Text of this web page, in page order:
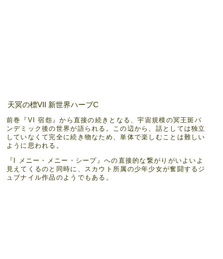
天冥の標VII 新世界ハーブC
前巻『VI 宿怨』から直接の続きとなる、宇宙規模の冥王斑パ
ンデミック後の世界が語られる。この辺から、話としては独立
していなくて完全に続き物なため、単体で楽しむことは難しい
ように思われる。
『I メニー・メニー・シープ』への直接的な繋がりがいよいよ
見えてくるのと同時に、スカウト所属の少年少女が奮闘するジ
ュブナイル作品のようでもある。